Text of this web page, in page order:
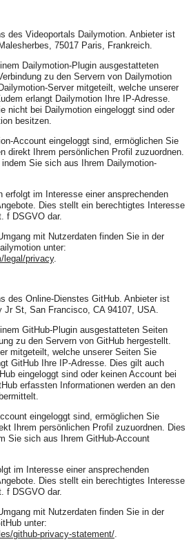
des Videoportals Dailymotion. Anbieter ist
75017 Paris, Frankreich.
Dailymotion-Plugin ausgestatteten
zu den Servern von Dailymotion
Server mitgeteilt, welche unserer
erlangt Dailymotion Ihre IP-Adresse.
nicht bei Dailymotion eingeloggt sind oder
besitzen.
Account eingeloggt sind, ermöglichen Sie
direkt Ihrem persönlichen Profil zuzuordnen.
Sie sich aus Ihrem Dailymotion-
erfolgt im Interesse einer ansprechenden
Dies stellt ein berechtigtes Interesse
f DSGVO dar.
mit Nutzerdaten finden Sie in der
unter:
legal/privacy.
des Online-Dienstes GitHub. Anbieter ist
St, San Francisco, CA 94107, USA.
GitHub-Plugin ausgestatteten Seiten
zu den Servern von GitHub hergestellt.
mitgeteilt, welche unserer Seiten Sie
GitHub Ihre IP-Adresse. Dies gilt auch
eingeloggt sind oder keinen Account bei
erfassten Informationen werden an den
eingeloggt sind, ermöglichen Sie
Ihrem persönlichen Profil zuzuordnen. Dies
Sie sich aus Ihrem GitHub-Account
im Interesse einer ansprechenden
Dies stellt ein berechtigtes Interesse
f DSGVO dar.
mit Nutzerdaten finden Sie in der
unter:
github-privacy-statement/